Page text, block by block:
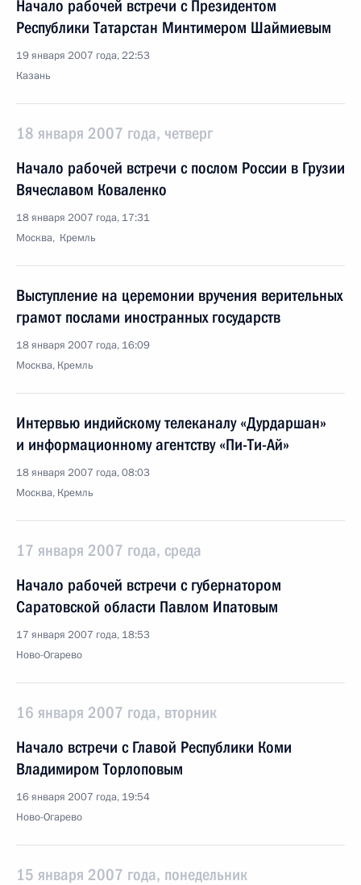
Начало рабочей встречи с Президентом
Республики Татарстан Минтимером Шаймиевым
19 января 2007 года, 22:53
Казань
18 января 2007 года, четверг
Начало рабочей встречи с послом России в Грузии
Вячеславом Коваленко
18 января 2007 года, 17:31
Москва, Кремль
Выступление на церемонии вручения верительных
грамот послами иностранных государств
18 января 2007 года, 16:09
Москва, Кремль
Интервью индийскому телеканалу «Дурдаршан»
и информационному агентству «Пи-Ти-Ай»
18 января 2007 года, 08:03
Москва, Кремль
17 января 2007 года, среда
Начало рабочей встречи с губернатором
Саратовской области Павлом Ипатовым
17 января 2007 года, 18:53
Ново-Огарево
16 января 2007 года, вторник
Начало встречи с Главой Республики Коми
Владимиром Торлоповым
16 января 2007 года, 19:54
Ново-Огарево
15 января 2007 года, понедельник